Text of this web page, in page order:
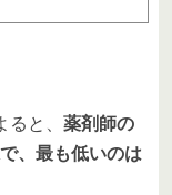
と、 薬剤師の
、最も低いのは